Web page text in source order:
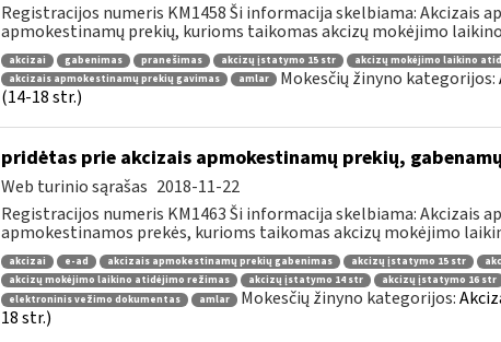
Registracijos numeris KM1458 Ši informacija skelbiama: Akcizais
apmokestinamų prekių, kurioms taikomas akcizų mokėjimo
akcizai gabenimas pranešimas akcizų įstatymo 15 str akcizų mokėjimo laikino
akcizais apmokestinamų prekių gavimas
amlar Mokesčių žinyno kategorijos:
(14-18 str.)
pridėtas prie akcizais apmokestinamų prekių,
Web turinio sąrašas 2018-11-22
Registracijos numeris KM1463 Ši informacija skelbiama: Akcizais
apmokestinamos prekės, kurioms taikomas akcizų mokėjimo
akcizai e-ad akcizais apmokestinamų prekių gabenimas akcizų įstatymo 15 str
akcizų mokėjimo laikino atidėjimo režimas
akcizų įstatymo 14 str akcizų įstatymo 16 str
elektroninis vežimo dokumentas
amlar Mokesčių žinyno kategorijos:
18 str.)